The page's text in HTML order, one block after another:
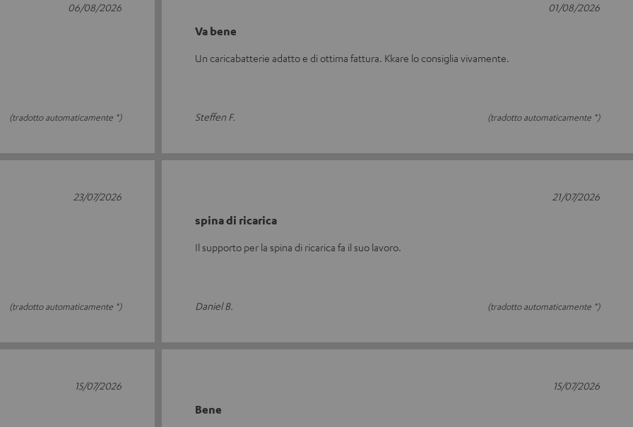
(tradotto automaticamente *)
06/08/2026
Va bene
Un caricabatterie adatto e di ottima fattura. Kkare lo consiglia vivamente.
Steffen F. (tradotto automaticamente *)
01/08/2026
(tradotto automaticamente *)
23/07/2026
spina di ricarica
Il supporto per la spina di ricarica fa il suo lavoro.
Daniel B. (tradotto automaticamente *)
21/07/2026
15/07/2026
Bene
15/07/2026